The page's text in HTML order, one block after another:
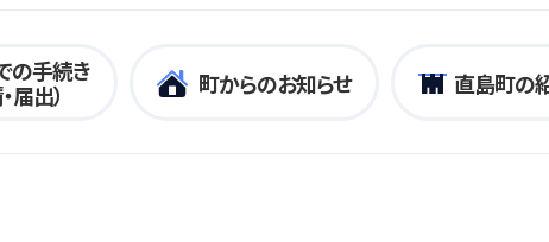
の手続き
届出）
町からのお知らせ 直島町の